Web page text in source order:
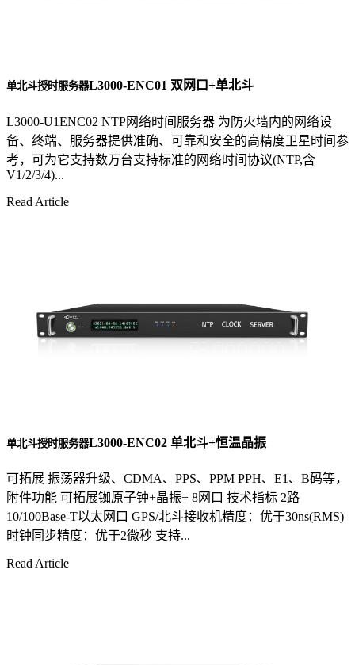
单北斗授时服务器L3000-ENC01 双网口+单北斗
L3000-U1ENC02 NTP网络时间服务器 为防火墙内的网络设
备、终端、服务器提供准确、可靠和安全的高精度卫星时间参
考，可为它支持数万台支持标准的网络时间协议(NTP,含
V1/2/3/4)...
Read Article
单北斗授时服务器L3000-ENC02 单北斗+恒温晶振
可拓展 振荡器升级、CDMA、PPS、PPM PPH、E1、B码等，
附件功能 可拓展铷原子钟+晶振+ 8网口 技术指标 2路
10/100Base-T以太网口 GPS/北斗接收机精度：优于30ns(RMS)
时钟同步精度：优于2微秒 支持...
Read Article